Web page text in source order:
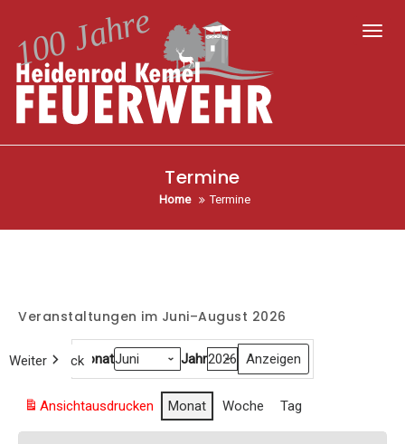
Termine
Home Termine
Veranstaltungen im Juni–August 2026
Zurück
Heute
Weiter Monat Jahr
Ansichtausdrucken Monat Woche Tag